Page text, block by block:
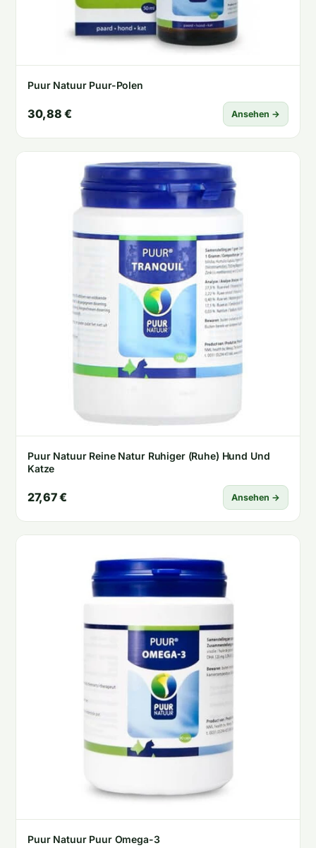
Puur Natuur Puur-Polen
30,88 € Ansehen →
Puur Natuur Reine Natur Ruhiger (Ruhe) Hund Und
Katze
27,67 € Ansehen →
Puur Natuur Puur Omega-3